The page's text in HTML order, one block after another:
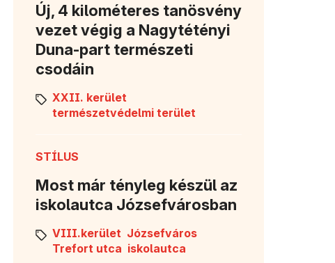
Új, 4 kilométeres tanösvény
vezet végig a Nagytétényi
Duna-part természeti
csodáin
XXII. kerület
természetvédelmi terület
STÍLUS
Most már tényleg készül az
iskolautca Józsefvárosban
VIII.kerület Józsefváros
Trefort utca iskolautca